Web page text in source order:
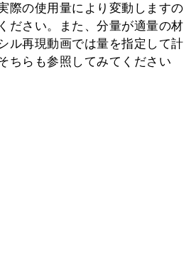
際の使用量により変動しますの
ださい。また、分量が適量の材
ル再現動画では量を指定して計
ちらも参照してみてください